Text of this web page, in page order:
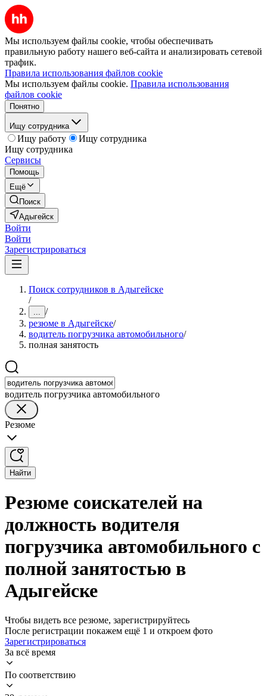
Мы используем файлы cookie, чтобы обеспечивать
правильную работу нашего веб-сайта и анализировать сетевой
трафик.
Правила использования файлов cookie
Мы используем файлы cookie. Правила использования
файлов cookie
Понятно
Ищу сотрудника
Ищу работу
Ищу сотрудника
Ищу сотрудника
Сервисы
Помощь
Ещё
Поиск
Адыгейск
Войти
Войти
Зарегистрироваться
Поиск сотрудников в Адыгейске
/
... /
резюме в Адыгейске/
водитель погрузчика автомобильного/
полная занятость
водитель погрузчика автомобильного
Резюме
Найти
Резюме соискателей на
должность водителя
погрузчика автомобильного с
полной занятостью в
Адыгейске
Чтобы видеть все резюме, зарегистрируйтесь
После регистрации покажем ещё 1 и откроем фото
Зарегистрироваться
За всё время
По соответствию